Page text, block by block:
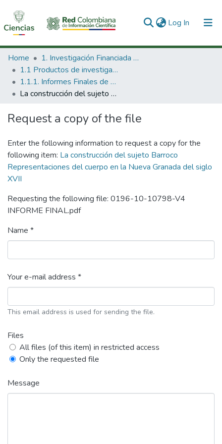
Log In (current)
Communities & Collections
All of DSpace
Statistics
Home
1. Investigación Financiada con Recursos Públicos
1.1 Productos de investigación
1.1.1. Informes Finales de Proyectos de Investigación
La construcción del sujeto Barroco Representaciones del cuerpo en la Nueva Granada del siglo XVII
Request a copy of the file
Enter the following information to request a copy for the
following item: La construcción del sujeto Barroco
Representaciones del cuerpo en la Nueva Granada del siglo
XVII
Requesting the following file: 0196-10-10798-V4
INFORME FINAL.pdf
Name *
Your e-mail address *
This email address is used for sending the file.
Files
All files (of this item) in restricted access
Only the requested file
Message